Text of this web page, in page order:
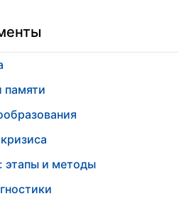
памяти
этапы и методы